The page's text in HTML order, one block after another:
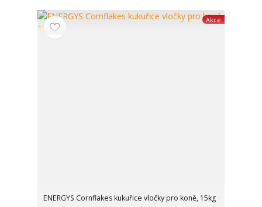
Akce
ENERGYS Cornflakes kukuřice vločky pro koně, 15kg